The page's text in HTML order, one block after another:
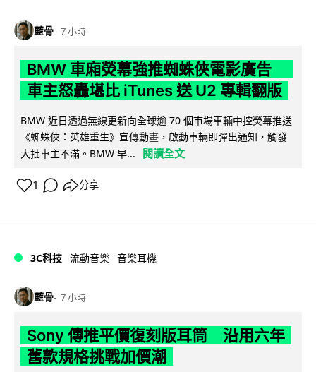
藍骨 7 小時
BMW 車廂熒幕強推蜘蛛俠電影廣告
車主怒轟堪比 iTunes 送 U2 專輯翻版
BMW 近日透過無線更新向全球逾 70 個市場車輛中控熒幕推送
《蜘蛛俠：英雄重生》宣傳動畫，啟動車輛即彈出通知，觸發
大批車主不滿。BMW 早...
閱讀全文
1 分享
3C科技 流動音樂 音樂耳機
藍骨 7 小時
Sony 傳推平價復刻版耳筒 沿用六年
舊款規格挑戰加價潮